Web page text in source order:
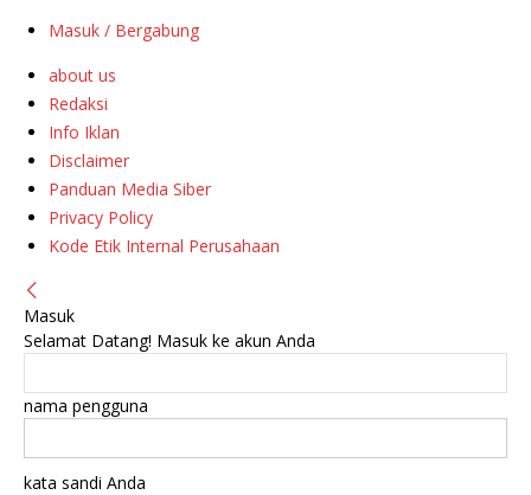
Masuk / Bergabung
about us
Redaksi
Info Iklan
Disclaimer
Panduan Media Siber
Privacy Policy
Kode Etik Internal Perusahaan
Masuk
Selamat Datang! Masuk ke akun Anda
nama pengguna
kata sandi Anda